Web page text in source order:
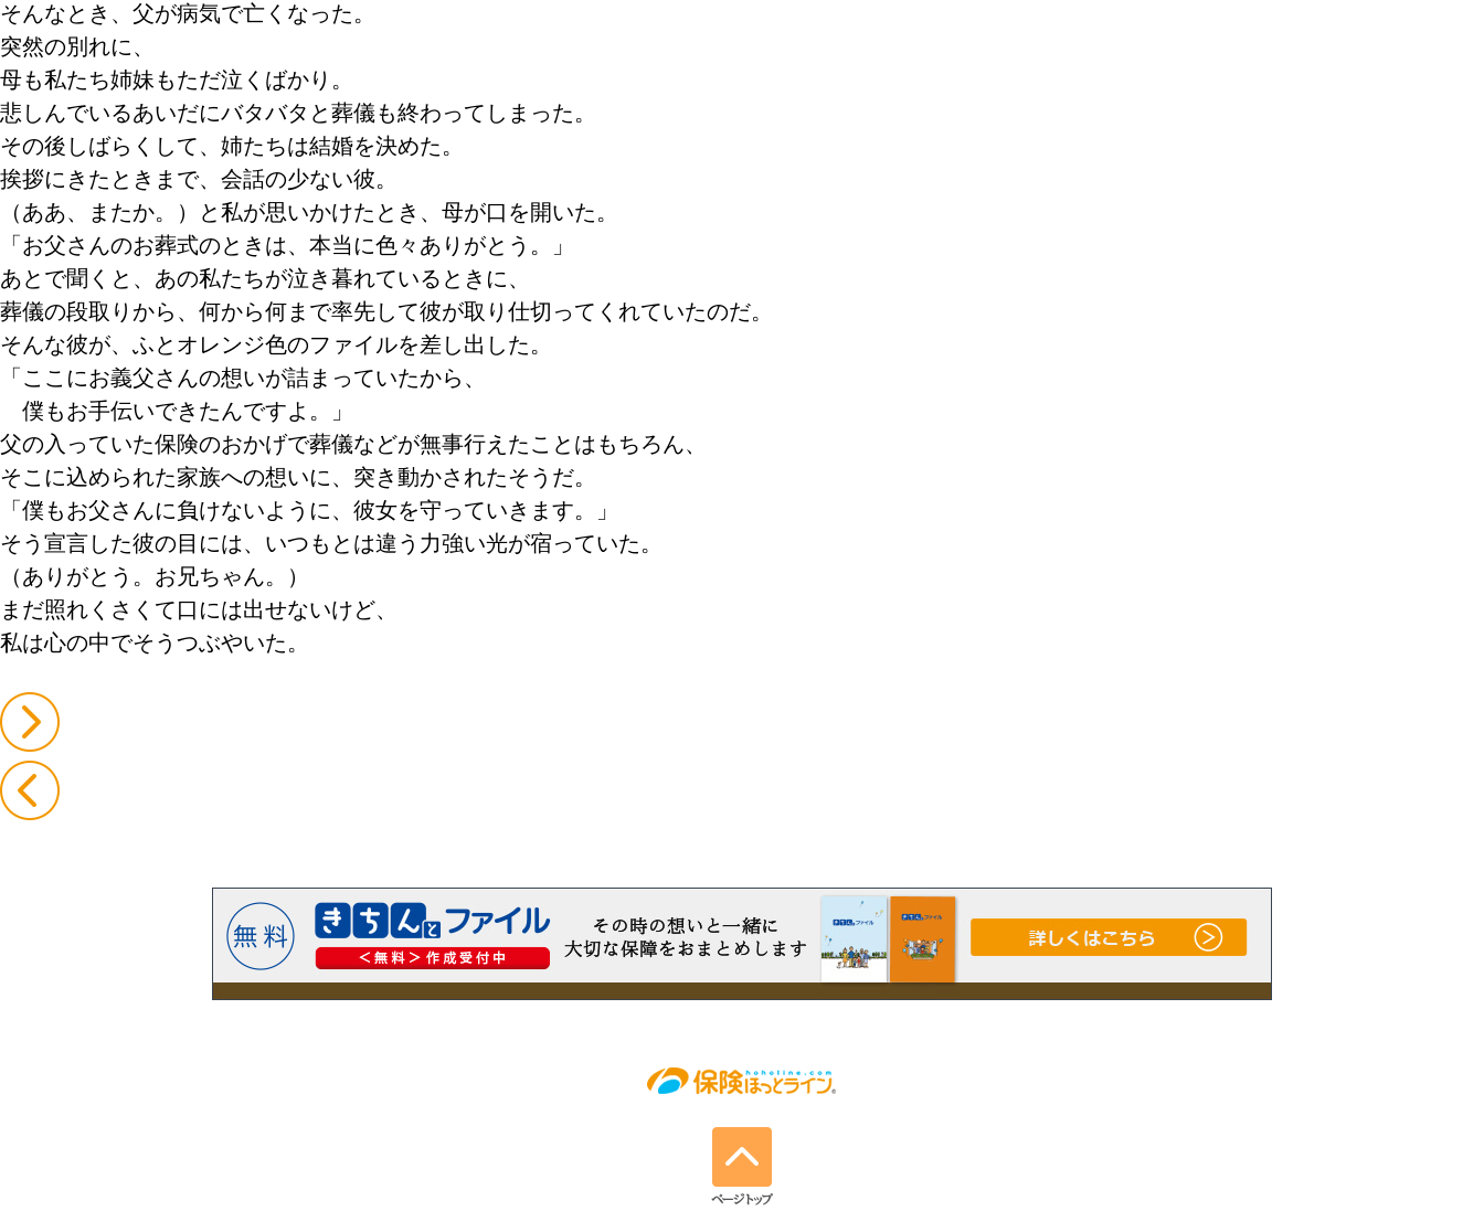
そんなとき、父が病気で亡くなった。
突然の別れに、
母も私たち姉妹もただ泣くばかり。
悲しんでいるあいだにバタバタと葬儀も終わってしまった。
その後しばらくして、姉たちは結婚を決めた。
挨拶にきたときまで、会話の少ない彼。
（ああ、またか。）と私が思いかけたとき、母が口を開いた。
「お父さんのお葬式のときは、本当に色々ありがとう。」
あとで聞くと、あの私たちが泣き暮れているときに、
葬儀の段取りから、何から何まで率先して彼が取り仕切ってくれていたのだ。
そんな彼が、ふとオレンジ色のファイルを差し出した。
「ここにお義父さんの想いが詰まっていたから、
僕もお手伝いできたんですよ。」
父の入っていた保険のおかげで葬儀などが無事行えたことはもちろん、
そこに込められた家族への想いに、突き動かされたそうだ。
「僕もお父さんに負けないように、彼女を守っていきます。」
そう宣言した彼の目には、いつもとは違う力強い光が宿っていた。
（ありがとう。お兄ちゃん。）
まだ照れくさくて口には出せないけど、
私は心の中でそうつぶやいた。